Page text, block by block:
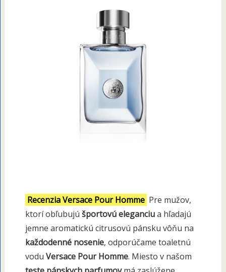
Recenzia Versace Pour Homme Pre mužov,
ktorí obľubujú športovú eleganciua hľadajú
jemne aromatickú citrusovú pánsku vôňu na
každodenné nosenie, odporúčame toaletnú
vodu Versace Pour Homme. Miesto v našom